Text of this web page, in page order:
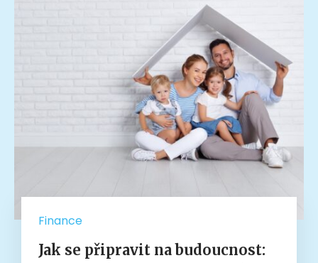
Finance
Jak se připravit na budoucnost: